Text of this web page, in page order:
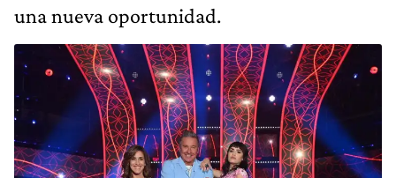
una nueva oportunidad.